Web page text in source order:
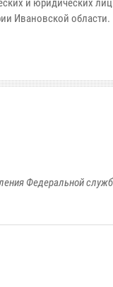
и юридических
Ивановской области.
Федеральной